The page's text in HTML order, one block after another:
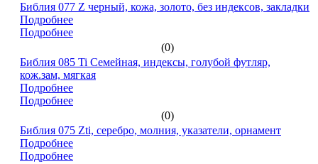
Библия 077 Z черный, кожа, золото, без индексов, закладки
Подробнее
Подробнее
(0)
Библия 085 Ti Семейная, индексы, голубой футляр,
кож.зам, мягкая
Подробнее
Подробнее
(0)
Библия 075 Zti, серебро, молния, указатели, орнамент
Подробнее
Подробнее